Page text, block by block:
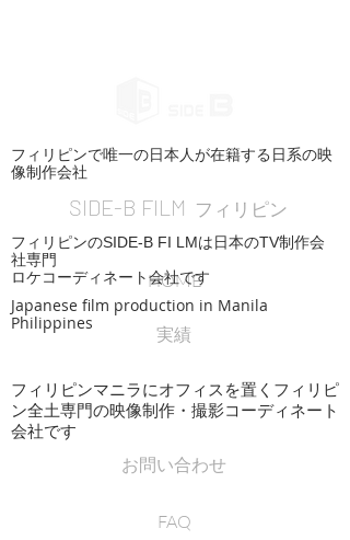
フィリピンで唯一の日本人が在籍する日系の映
像制作会社
SIDE-B FILM フィリピン
Japanese film production in Manila
Philippines
HOME
実績
フィリピンのSIDE-B FI LMは日本のTV制作会
社専門
ロケコーディネート会社です
フィリピンマニラにオフィスを置くフィリピ
ン全土専門の映像制作・撮影コーディネート
会社です
お問い合わせ
FAQ